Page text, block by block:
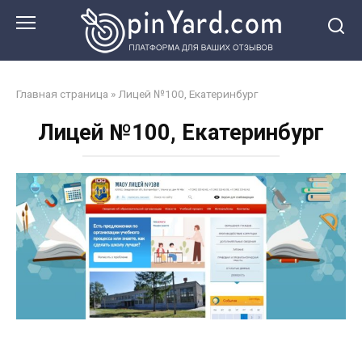
Главная страница » Лицей №100, Екатеринбург
Лицей №100, Екатеринбург